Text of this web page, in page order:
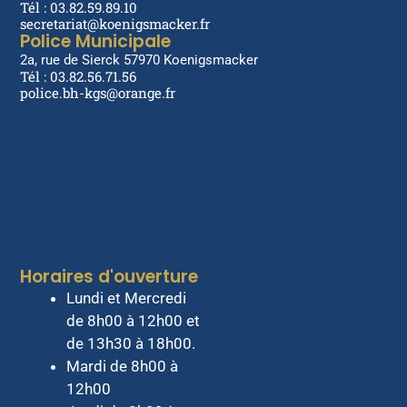
Tél : 03.82.59.89.10
secretariat@koenigsmacker.fr
Police Municipale
2a, rue de Sierck 57970 Koenigsmacker
Tél : 03.82.56.71.56
police.bh-kgs@orange.fr
Horaires d'ouverture
Lundi et Mercredi
de 8h00 à 12h00 et
de 13h30 à 18h00.
Mardi de 8h00 à
12h00